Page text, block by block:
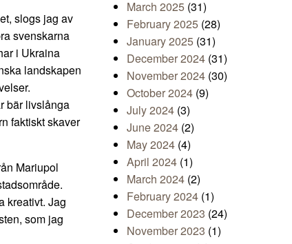
slogs jag av
svenskarna
i Ukraina
landskapen
bär livslånga
faktiskt skaver
Mariupol
kreativt. Jag
som jag
March 2025 (31)
February 2025 (28)
January 2025 (31)
December 2024 (31)
November 2024 (30)
October 2024 (9)
July 2024 (3)
June 2024 (2)
May 2024 (4)
April 2024 (1)
March 2024 (2)
February 2024 (1)
December 2023 (24)
November 2023 (1)